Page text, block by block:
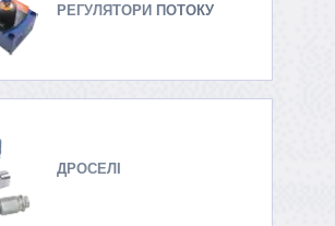
РЕГУЛЯТОРИ ПОТОКУ
ДРОСЕЛІ